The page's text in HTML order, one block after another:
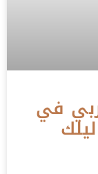
في
2026: دليلك